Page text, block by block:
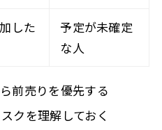
した
予定が未確定
な人
前売りを優先する
クを理解しておく